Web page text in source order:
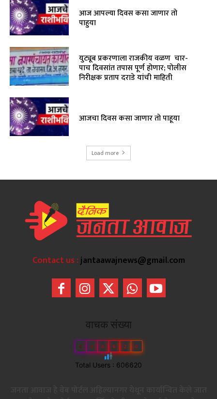
आज आपल्या दिवस कसा जाणार तो
पाहुया
युट्यूब प्रकरणाला राजकीय वळण चार-
पाच दिवसांत तपास पूर्ण होणार; पोलीस
निरीक्षक प्रताप दराडे यांची माहिती
आजचा दिवस कसा जाणार तो पाहूया
Load more
Contact us :jantaawajnews@gmail.com
वाचक संख्या
6 0 6 6 2 0
Total Users : 606620